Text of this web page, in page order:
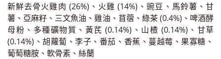
新鮮去骨火雞肉 (26%)、火雞 (14%)、豌豆、馬鈴薯、甘
薯、亞麻籽、三文魚油、雞油、苜蓿、綠茶 (0.4%)、啤酒酵
母粉、多種礦物質、黃芪 (0.14%)、山楂 (0.14%)、甘草
(0.14%)、胡蘿蔔、李子、番茄、香蕉、蔓越莓、果寡糖、
葡萄糖胺、軟骨素、絲蘭